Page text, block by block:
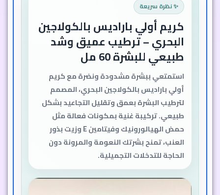
✨ نظرة سريعة
كريم أولي باراديس بالكولاجين
البحري – ترطيب عميق وشد
طبيعي للبشرة 60 مل
استمتعي ببشرة مشدودة ونضرة مع كريم
أولي باراديس بالكولاجين البحري، المصمم
لترطيب البشرة بعمق وتقليل التجاعيد بشكل
طبيعي. تركيبة غنية بمكونات فعالة مثل
حمض الهيالورونيك وفيتامين E وزيت بذور
العنب، تمنح بشرتك النعومة والمرونة دون
الحاجة للتدخلات التجميلية.